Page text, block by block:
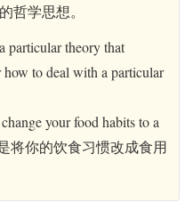
哲学思想。
theory that
how to deal with a particular
your food habits to a
将你的饮食习惯改成食用